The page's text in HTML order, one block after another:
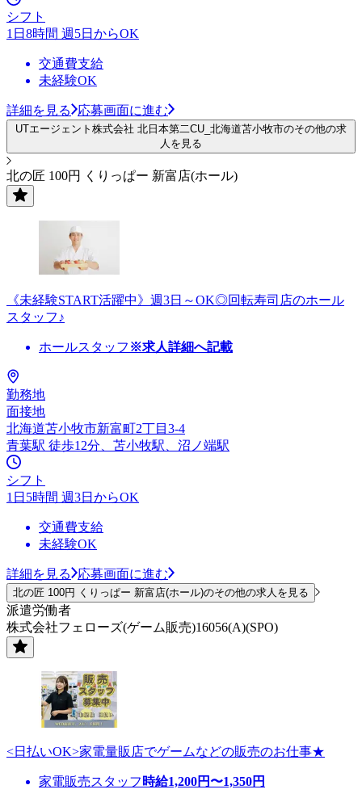
シフト
1日8時間 週5日からOK
交通費支給
未経験OK
詳細を見る 応募画面に進む
UTエージェント株式会社 北日本第二CU_北海道苫小牧市のその他の求
人を見る
北の匠 100円 くりっぱー 新富店(ホール)
《未経験START活躍中》週3日～OK◎回転寿司店のホール
スタッフ♪
ホールスタッフ ※求人詳細へ記載
勤務地
面接地
北海道苫小牧市新富町2丁目3-4
青葉駅 徒歩12分、苫小牧駅、沼ノ端駅
シフト
1日5時間 週3日からOK
交通費支給
未経験OK
詳細を見る 応募画面に進む
北の匠 100円 くりっぱー 新富店(ホール)のその他の求人を見る
派遣労働者
株式会社フェローズ(ゲーム販売)16056(A)(SPO)
<日払いOK>家電量販店でゲームなどの販売のお仕事★
家電販売スタッフ 時給1,200円〜1,350円